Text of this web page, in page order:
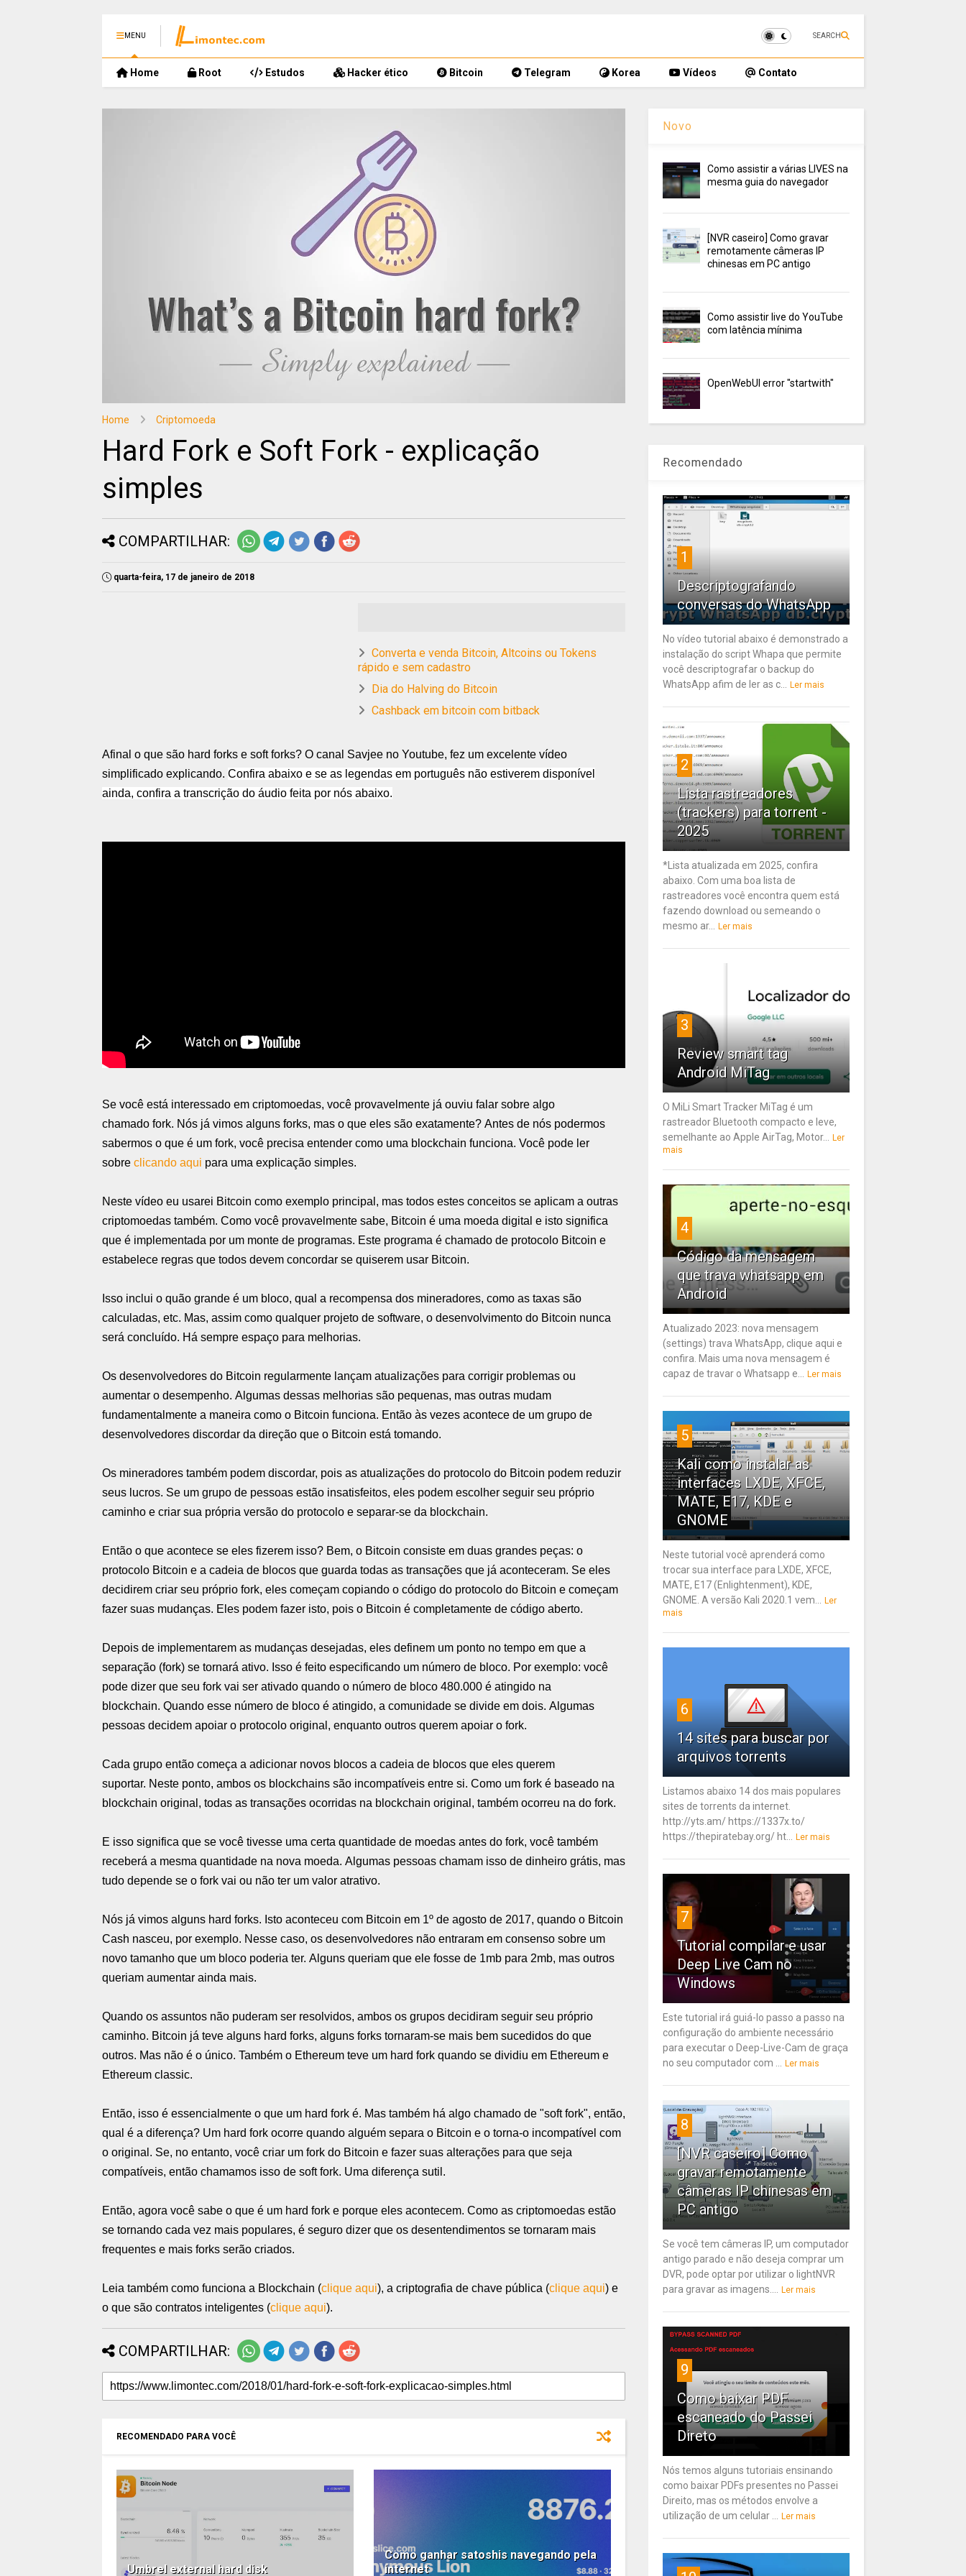
MENU SEARCH
Home Root Estudos Hacker ético Bitcoin Telegram Korea Vídeos Contato
Home Criptomoeda
Hard Fork e Soft Fork - explicação
simples
COMPARTILHAR:
quarta-feira, 17 de janeiro de 2018
Converta e venda Bitcoin, Altcoins ou Tokens
rápido e sem cadastro
Dia do Halving do Bitcoin
Cashback em bitcoin com bitback
Afinal o que são hard forks e soft forks? O canal Savjee no Youtube, fez um excelente vídeo
simplificado explicando. Confira abaixo e se as legendas em português não estiverem disponível
ainda, confira a transcrição do áudio feita por nós abaixo.
Se você está interessado em criptomoedas, você provavelmente já ouviu falar sobre algo
chamado fork. Nós já vimos alguns forks, mas o que eles são exatamente? Antes de nós podermos
sabermos o que é um fork, você precisa entender como uma blockchain funciona. Você pode ler
sobre clicando aqui para uma explicação simples.
Neste vídeo eu usarei Bitcoin como exemplo principal, mas todos estes conceitos se aplicam a outras
criptomoedas também. Como você provavelmente sabe, Bitcoin é uma moeda digital e isto significa
que é implementada por um monte de programas. Este programa é chamado de protocolo Bitcoin e
estabelece regras que todos devem concordar se quiserem usar Bitcoin.
Isso inclui o quão grande é um bloco, qual a recompensa dos mineradores, como as taxas são
calculadas, etc. Mas, assim como qualquer projeto de software, o desenvolvimento do Bitcoin nunca
será concluído. Há sempre espaço para melhorias.
Os desenvolvedores do Bitcoin regularmente lançam atualizações para corrigir problemas ou
aumentar o desempenho. Algumas dessas melhorias são pequenas, mas outras mudam
fundamentalmente a maneira como o Bitcoin funciona. Então às vezes acontece de um grupo de
desenvolvedores discordar da direção que o Bitcoin está tomando.
Os mineradores também podem discordar, pois as atualizações do protocolo do Bitcoin podem reduzir
seus lucros. Se um grupo de pessoas estão insatisfeitos, eles podem escolher seguir seu próprio
caminho e criar sua própria versão do protocolo e separar-se da blockchain.
Então o que acontece se eles fizerem isso? Bem, o Bitcoin consiste em duas grandes peças: o
protocolo Bitcoin e a cadeia de blocos que guarda todas as transações que já aconteceram. Se eles
decidirem criar seu próprio fork, eles começam copiando o código do protocolo do Bitcoin e começam
fazer suas mudanças. Eles podem fazer isto, pois o Bitcoin é completamente de código aberto.
Depois de implementarem as mudanças desejadas, eles definem um ponto no tempo em que a
separação (fork) se tornará ativo. Isso é feito especificando um número de bloco. Por exemplo: você
pode dizer que seu fork vai ser ativado quando o número de bloco 480.000 é atingido na
blockchain. Quando esse número de bloco é atingido, a comunidade se divide em dois. Algumas
pessoas decidem apoiar o protocolo original, enquanto outros querem apoiar o fork.
Cada grupo então começa a adicionar novos blocos a cadeia de blocos que eles querem
suportar. Neste ponto, ambos os blockchains são incompatíveis entre si. Como um fork é baseado na
blockchain original, todas as transações ocorridas na blockchain original, também ocorreu na do fork.
E isso significa que se você tivesse uma certa quantidade de moedas antes do fork, você também
receberá a mesma quantidade na nova moeda. Algumas pessoas chamam isso de dinheiro grátis, mas
tudo depende se o fork vai ou não ter um valor atrativo.
Nós já vimos alguns hard forks. Isto aconteceu com Bitcoin em 1º de agosto de 2017, quando o Bitcoin
Cash nasceu, por exemplo. Nesse caso, os desenvolvedores não entraram em consenso sobre um
novo tamanho que um bloco poderia ter. Alguns queriam que ele fosse de 1mb para 2mb, mas outros
queriam aumentar ainda mais.
Quando os assuntos não puderam ser resolvidos, ambos os grupos decidiram seguir seu próprio
caminho. Bitcoin já teve alguns hard forks, alguns forks tornaram-se mais bem sucedidos do que
outros. Mas não é o único. Também o Ethereum teve um hard fork quando se dividiu em Ethereum e
Ethereum classic.
Então, isso é essencialmente o que um hard fork é. Mas também há algo chamado de "soft fork", então,
qual é a diferença? Um hard fork ocorre quando alguém separa o Bitcoin e o torna-o incompatível com
o original. Se, no entanto, você criar um fork do Bitcoin e fazer suas alterações para que seja
compatíveis, então chamamos isso de soft fork. Uma diferença sutil.
Então, agora você sabe o que é um hard fork e porque eles acontecem. Como as criptomoedas estão
se tornando cada vez mais populares, é seguro dizer que os desentendimentos se tornaram mais
frequentes e mais forks serão criados.
Leia também como funciona a Blockchain (clique aqui), a criptografia de chave pública (clique aqui) e
o que são contratos inteligentes (clique aqui).
COMPARTILHAR:
RECOMENDADO PARA VOCÊ
Umbrel external hard disk
Como ganhar satoshis navegando pela
internet
Novo
Como assistir a várias LIVES na
mesma guia do navegador
[NVR caseiro] Como gravar
remotamente câmeras IP
chinesas em PC antigo
Como assistir live do YouTube
com latência mínima
OpenWebUI error "startwith"
Recomendado
1
Descriptografando
conversas do WhatsApp
No vídeo tutorial abaixo é demonstrado a
instalação do script Whapa que permite
você descriptografar o backup do
WhatsApp afim de ler as c...
Ler mais
2
Lista rastreadores
(trackers) para torrent -
2025
*Lista atualizada em 2025, confira
abaixo. Com uma boa lista de
rastreadores você encontra quem está
fazendo download ou semeando o
mesmo ar...
Ler mais
3
Review smart tag
Android MiTag
O MiLi Smart Tracker MiTag é um
rastreador Bluetooth compacto e leve,
semelhante ao Apple AirTag, Motor...
Ler
mais
4
Código da mensagem
que trava whatsapp em
Android
Atualizado 2023: nova mensagem
(settings) trava WhatsApp, clique aqui e
confira. Mais uma nova mensagem é
capaz de travar o Whatsapp e...
Ler mais
5
Kali como instalar as
interfaces LXDE, XFCE,
MATE, E17, KDE e
GNOME
Neste tutorial você aprenderá como
trocar sua interface para LXDE, XFCE,
MATE, E17 (Enlightenment), KDE,
GNOME. A versão Kali 2020.1 vem...
Ler
mais
6
14 sites para buscar por
arquivos torrents
Listamos abaixo 14 dos mais populares
sites de torrents da internet.
http://yts.am/ https://1337x.to/
https://thepiratebay.org/ ht...
Ler mais
7
Tutorial compilar e usar
Deep Live Cam no
Windows
Este tutorial irá guiá-lo passo a passo na
configuração do ambiente necessário
para executar o Deep-Live-Cam de graça
no seu computador com ...
Ler mais
8
[NVR caseiro] Como
gravar remotamente
câmeras IP chinesas em
PC antigo
Se você tem câmeras IP, um computador
antigo parado e não deseja comprar um
DVR, pode optar por utilizar o lightNVR
para gravar as imagens....
Ler mais
9
Como baixar PDF
escaneado do Passei
Direto
Nós temos alguns tutoriais ensinando
como baixar PDFs presentes no Passei
Direito, mas os métodos envolve a
utilização de um celular ...
Ler mais